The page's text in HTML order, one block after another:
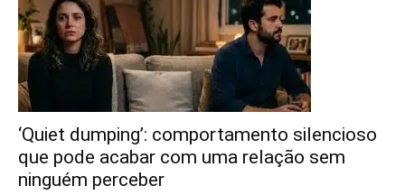
‘Quiet dumping’: comportamento silencioso
que pode acabar com uma relação sem
ninguém perceber